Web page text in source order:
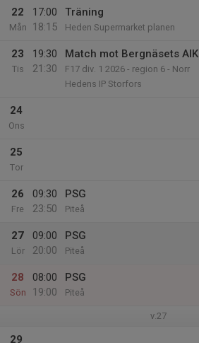
22
Mån
17:00
18:15
Träning
Heden Supermarket planen
23
Tis
19:30
21:30
Match mot Bergnäsets AIK
F17 div. 1 2026 - region 6 - Norr
Hedens IP Storfors
24
Ons
25
Tor
26
Fre
09:30
23:50
PSG
Piteå
27
Lör
09:00
20:00
PSG
Piteå
28
Sön
08:00
19:00
PSG
Piteå
v.27
29